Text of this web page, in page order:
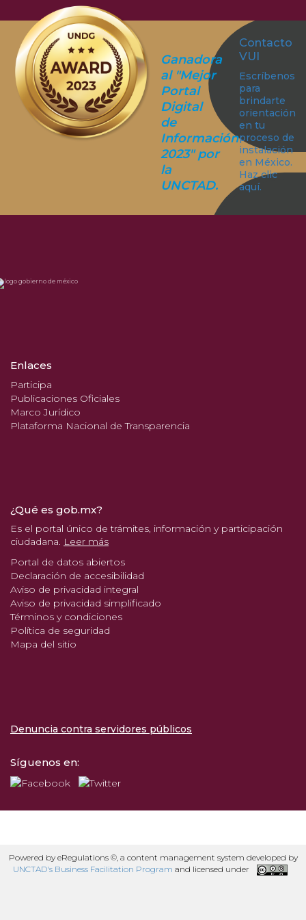
Ganadora
al "Mejor
Portal
Digital
de
Información
2023" por
la
UNCTAD.
Contacto
VUI
Escríbenos
para
brindarte
orientación
en tu
proceso de
instalación
en México.
Haz clic
aquí.
Enlaces
Participa
Publicaciones Oficiales
Marco Jurídico
Plataforma Nacional de Transparencia
¿Qué es gob.mx?
Es el portal único de trámites, información y participación
ciudadana. Leer más
Portal de datos abiertos
Declaración de accesibilidad
Aviso de privacidad integral
Aviso de privacidad simplificado
Términos y condiciones
Política de seguridad
Mapa del sitio
Denuncia contra servidores públicos
Síguenos en:
Powered by eRegulations ©, a content management system developed by
UNCTAD's Business Facilitation Program and licensed under